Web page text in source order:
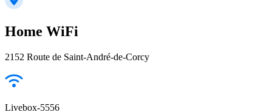
Home WiFi
2152 Route de Saint-André-de-Corcy
Livebox-5556